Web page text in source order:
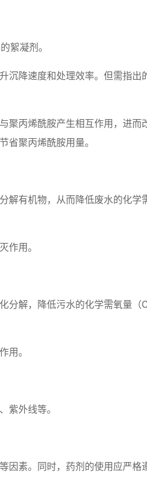
絮凝剂。
沉降速度和处理效率。但需指出
聚丙烯酰胺产生相互作用，进而
聚丙烯酰胺用量。
解有机物，从而降低废水的化
作用。
分解，降低污水的化学需氧量（
用。
紫外线等。
因素。同时，药剂的使用应严格